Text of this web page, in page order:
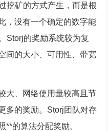
挖矿的方式产生，而是根
，没有一个确定的数字能
Storj的奖励系统较为复
间的大小、可用性、带宽
大、网络使用量较高且节
多的奖励。Storj团队对存
**的算法分配奖励。